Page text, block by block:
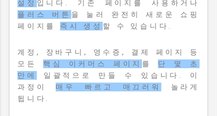
설정 입니다. 기존 페이지를 사용하거나
플러스 버튼 을 눌러 완전히 새로운 쇼핑
페이지를 즉시 생성 할 수 있습니다.
계정, 장바구니, 영수증, 결제 페이지 등
모든 핵심 이커머스 페이지 를 단 몇 초
만에
일괄적으로 만들 수 있습니다. 이
과정이 매우 빠르고 매끄러워
놀라게
됩니다.